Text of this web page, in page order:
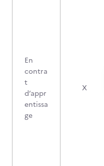
En
contra
t
d’appr
entissa
ge
X